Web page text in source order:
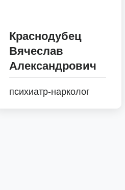
Краснодубец
Вячеслав
Александрович
психиатр-нарколог